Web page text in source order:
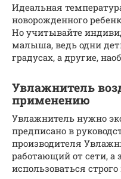
Идеальная
новорожденного
Но учитывайте
малыша, ведь одни
градусах, а другие,
Увлажнитель
применению
Увлажнитель нужно
предписано в
производителя
работающий от сети, а
использоваться